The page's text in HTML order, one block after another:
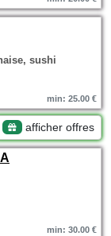
sushi
min: 25.00 €
afficher offres
min: 30.00 €